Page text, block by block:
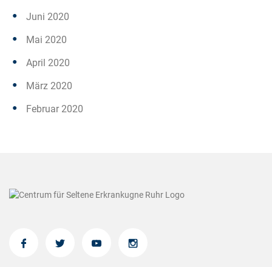
Juni 2020
Mai 2020
April 2020
März 2020
Februar 2020